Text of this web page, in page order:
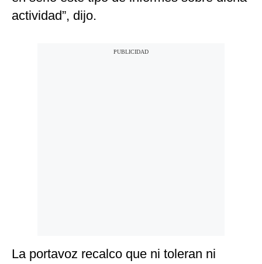
actividad”, dijo.
La portavoz recalco que ni toleran ni